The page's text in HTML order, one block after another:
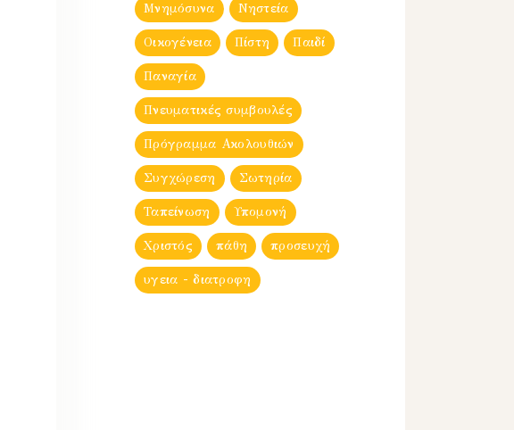
Μνημόσυνα Νηστεία
Οικογένεια Πίστη Παιδί
Παναγία
Πνευματικές συμβουλές
Πρόγραμμα Ακολουθιών
Συγχώρεση Σωτηρία
Ταπείνωση Υπομονή
Χριστός πάθη προσευχή
υγεια - διατροφη